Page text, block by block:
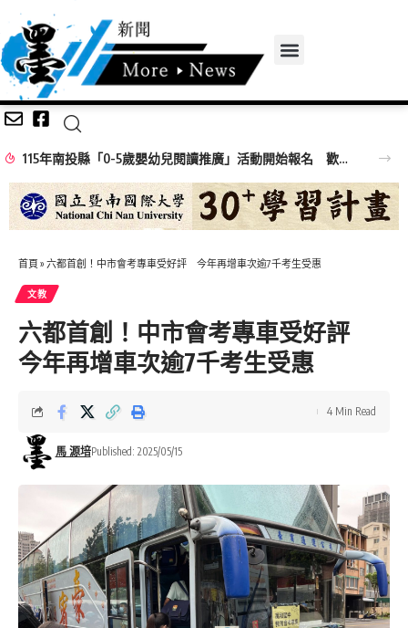
115年南投縣「0-5歲嬰幼兒閱讀推廣」活動開始報名 歡迎民眾踴躍參加
首頁 » 六都首創！中市會考專車受好評 今年再增車次逾7千考生受惠
文教
六都首創！中市會考專車受好評
今年再增車次逾7千考生受惠
馬 源培Published: 2025/05/15
4 Min Read